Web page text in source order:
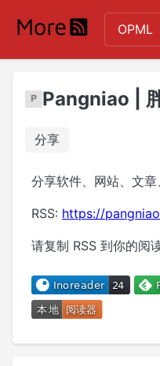
OPML
Pangniao |
分享
分享软件、网站、文章
RSS: https://
请复制 RSS 到你的阅